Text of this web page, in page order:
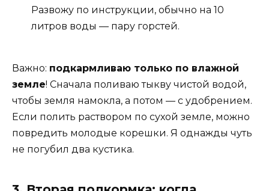
Развожу по инструкции, обычно на 10
литров воды — пару горстей.
Важно: подкармливаю только по влажной
земле! Сначала поливаю тыкву чистой водой,
чтобы земля намокла, а потом — с удобрением.
Если полить раствором по сухой земле, можно
повредить молодые корешки. Я однажды чуть
не погубил два кустика.